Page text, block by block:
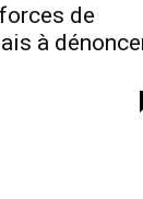
de
à